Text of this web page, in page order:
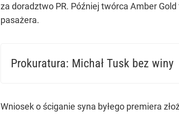
za doradztwo PR. Później twórca Amber
pasażera.
Prokuratura: Michał Tusk bez winy
Wniosek o ściganie syna byłego premiera